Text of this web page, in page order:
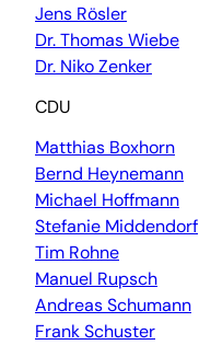
Jens Rösler
Dr. Thomas Wiebe
Dr. Niko Zenker
CDU
Matthias Boxhorn
Bernd Heynemann
Michael Hoffmann
Stefanie Middendorf
Tim Rohne
Manuel Rupsch
Andreas Schumann
Frank Schuster